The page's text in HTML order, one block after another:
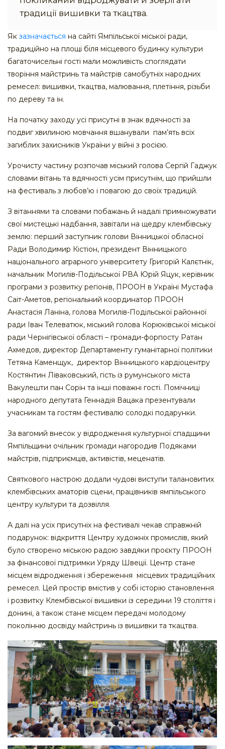
традиції вишивки та ткацтва.
Як зазначається на сайті Ямпільської міської ради,
традиційно на площі біля місцевого будинку культури
багаточисельні гості мали можливість споглядати
творіння майстринь та майстрів самобутніх народних
ремесел: вишивки, ткацтва, малювання, плетіння, різьби
по дереву та ін.
На початку заходу усі присутні в знак вдячності за
подвиг хвилиною мовчання вшанували пам’ять всіх
загиблих захисників України у війні з росією.
Урочисту частину розпочав міський голова Сергій Гаджук
словами вітань та вдячності усім присутнім, що прийшли
на фестиваль з любов’ю і повагою до своїх традицій.
З вітаннями та словами побажань й надалі примножувати
свої мистецькі надбання, завітали на щедру клембівську
землю: перший заступник голови Вінницької обласної
Ради Володимир Кістіон, президент Вінницького
національного аграрного університету Григорій Калєтнік,
начальник Могилів-Подільської РВА Юрій Яцук, керівник
програми з розвитку регіонів, ПРООН в Україні Мустафа
Саіт-Аметов, регіональний координатор ПРООН
Анастасія Ланіна, голова Могилів-Подільської районної
ради Іван Телеватюк, міський голова Корюківської міської
ради Чернігівської області – громади-форпосту Ратан
Ахмедов, директор Департаменту гуманітарної політики
Тетяна Каменщук, директор Вінницького кардіоцентру
Костянтин Ліваковський, гість із румунського міста
Вакулешти пан Сорін та інші поважні гості. Помічниці
народного депутата Геннадія Вацака презентували
учасникам та гостям фестивалю солодкі подарунки.
За вагомий внесок у відродження культурної спадщини
Ямпільщини очільник громади нагородив Подяками
майстрів, підприємців, активістів, меценатів.
Святкового настрою додали чудові виступи талановитих
клембівських аматорів сцени, працівників ямпільського
центру культури та дозвілля.
А далі на усіх присутніх на фестивалі чекав справжній
подарунок: відкриття Центру художніх промислів, який
було створено міською радою завдяки проєкту ПРООН
за фінансової підтримки Уряду Швеції. Центр стане
місцем відродження і збереження місцевих традиційних
ремесел. Цей простір вмістив у собі історію становлення
і розвитку Клембівської вишивки із середини 19 століття і
донині, а також стане місцем передачі молодому
поколінню досвіду майстринь із вишивки та ткацтва.